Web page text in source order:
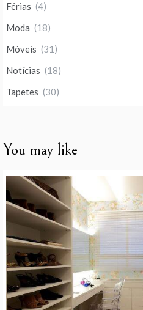
Férias (4)
Moda (18)
Móveis (31)
Notícias (18)
Tapetes (30)
You may like